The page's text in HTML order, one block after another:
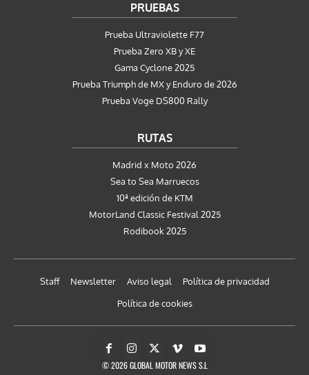
PRUEBAS
Prueba Ultraviolette F77
Prueba Zero XB y XE
Gama Cyclone 2025
Prueba Triumph de MX y Enduro de 2026
Prueba Voge DS800 Rally
RUTAS
Madrid x Moto 2026
Sea to Sea Marruecos
10ª edición de KTM
MotorLand Classic Festival 2025
Rodibook 2025
Staff Newsletter Aviso legal
Política de privacidad
Política de cookies
© 2026 GLOBAL MOTOR NEWS S.L